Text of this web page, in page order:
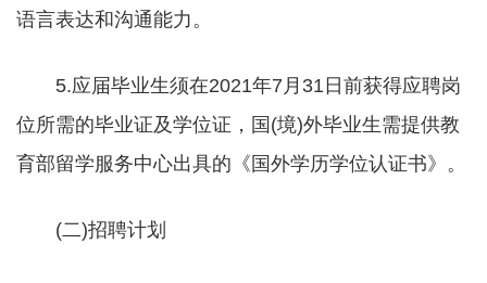
语言表达和沟通能力。
5.应届毕业生须在2021年7月31日前获得应聘岗
位所需的毕业证及学位证，国(境)外毕业生需提供教
育部留学服务中心出具的《国外学历学位认证书》。
(二)招聘计划